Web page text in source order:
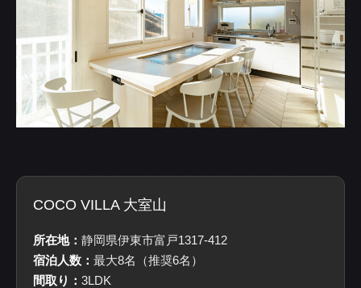
COCO VILLA 大室山
所在地： 静岡県伊東市富戸1317-412
宿泊人数： 最大8名（推奨6名）
間取り： 3LDK